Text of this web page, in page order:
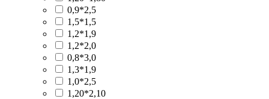
0,9*2,5
1,5*1,5
1,2*1,9
1,2*2,0
0,8*3,0
1,3*1,9
1,0*2,5
1,20*2,10